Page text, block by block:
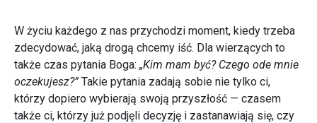
W życiu każdego z nas przychodzi moment, kiedy trzeba
zdecydować, jaką drogą chcemy iść. Dla wierzących to
także czas pytania Boga: „Kim mam być? Czego ode mnie
oczekujesz?” Takie pytania zadają sobie nie tylko ci,
którzy dopiero wybierają swoją przyszłość — czasem
także ci, którzy już podjęli decyzję i zastanawiają się, czy